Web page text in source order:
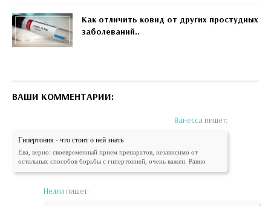
Как отличить ковид от других простудных
заболеваний..
ВАШИ КОММЕНТАРИИ:
Ванесса пишет:
Гипертония - что стоит о ней знать
Ева, верно: своевременный прием препаратов, независимо от
остальных способов борьбы с гипертонией, очень важен. Равно
Нелли пишет: